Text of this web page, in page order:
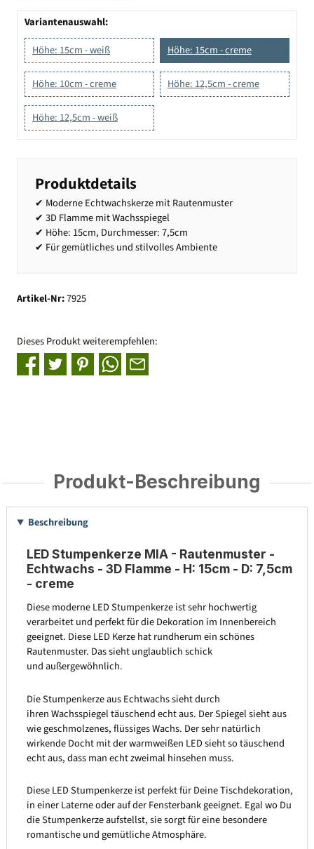
Variantenauswahl:
Höhe: 15cm - weiß
Höhe: 15cm - creme
Höhe: 10cm - creme Höhe: 12,5cm - creme
Höhe: 12,5cm - weiß
Produktdetails
✔ Moderne Echtwachskerze mit Rautenmuster
✔ 3D Flamme mit Wachsspiegel
✔ Höhe: 15cm, Durchmesser: 7,5cm
✔ Für gemütliches und stilvolles Ambiente
Artikel-Nr:7925
Dieses Produkt weiterempfehlen:
Produkt-Beschreibung
Beschreibung
LED Stumpenkerze MIA - Rautenmuster -
Echtwachs - 3D Flamme - H: 15cm - D: 7,5cm
- creme
Diese moderne LED Stumpenkerze ist sehr hochwertig
verarbeitet und perfekt für die Dekoration im Innenbereich
geeignet. Diese LED Kerze hat rundherum ein schönes
Rautenmuster. Das sieht unglaublich schick
und außergewöhnlich.
Die Stumpenkerze aus Echtwachs sieht durch
ihren Wachsspiegel täuschend echt aus. Der Spiegel sieht aus
wie geschmolzenes, flüssiges Wachs. Der sehr natürlich
wirkende Docht mit der warmweißen LED sieht so täuschend
echt aus, dass man echt zweimal hinsehen muss.
Diese LED Stumpenkerze ist perfekt für Deine Tischdekoration,
in einer Laterne oder auf der Fensterbank geeignet. Egal wo Du
die Stumpenkerze aufstellst, sie sorgt für eine besondere
romantische und gemütliche Atmosphäre.